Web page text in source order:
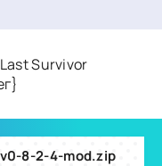
Survivor
8-2-4-mod.zip